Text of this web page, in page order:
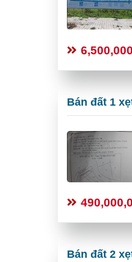
Bán đất 1
Bán đất 2